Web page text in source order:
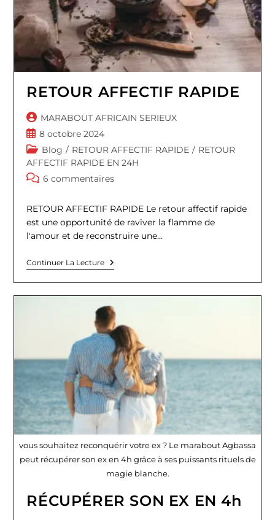
RETOUR AFFECTIF RAPIDE
Auteur/autrice
de
la
publication :
MARABOUT AFRICAIN SERIEUX
Publication
publiée :
8 octobre 2024
Post
category:
Blog / RETOUR AFFECTIF RAPIDE / RETOUR
AFFECTIF RAPIDE EN 24H
Commentaires
la
6 commentaires
RETOUR AFFECTIF RAPIDE Le retour affectif rapide
est une opportunité de raviver la flamme de
l'amour et de reconstruire une…
Continuer La LectureRETOUR
AFFECTIF
RAPIDE
vous souhaitez reconquérir votre ex ? Le marabout Agbassa
peut récupérer son ex en 4h grâce à ses puissants rituels de
magie blanche.
RÉCUPÉRER SON EX EN 4h